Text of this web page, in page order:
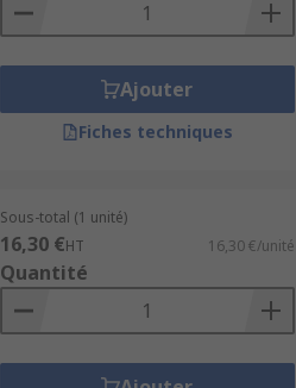
Ajouter
Fiches techniques
Sous-total (1 unité)
16,30 €HT 16,30 €/unité
Quantité